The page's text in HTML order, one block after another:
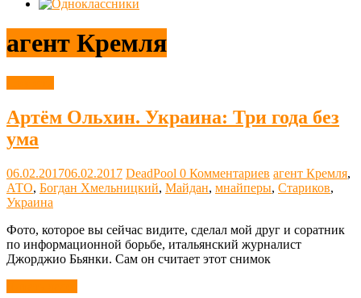
агент Кремля
Артём Ольхин. Украина: Три года без
ума
06.02.201706.02.2017 DeadPool 0 Комментариев агент Кремля,
АТО, Богдан Хмельницкий, Майдан, мнайперы, Стариков,
Украина
Фото, которое вы сейчас видите, сделал мой друг и соратник
по информационной борьбе, итальянский журналист
Джорджио Бьянки. Сам он считает этот снимок